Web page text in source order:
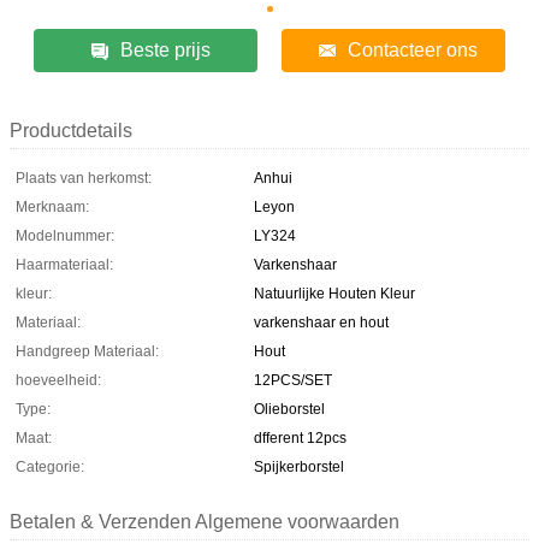
Beste prijs Contacteer ons
Productdetails
Plaats van herkomst:
Anhui
Merknaam:
Leyon
Modelnummer:
LY324
Haarmateriaal:
Varkenshaar
kleur:
Natuurlijke Houten Kleur
Materiaal:
varkenshaar en hout
Handgreep Materiaal:
Hout
hoeveelheid:
12PCS/SET
Type:
Olieborstel
Maat:
dfferent 12pcs
Categorie:
Spijkerborstel
Betalen & Verzenden Algemene voorwaarden